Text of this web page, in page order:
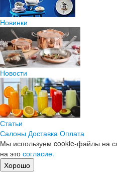
Новинки
Новости
Статьи
Салоны Доставка Оплата
Мы используем cookie-файлы на
на это согласие.
Хорошо